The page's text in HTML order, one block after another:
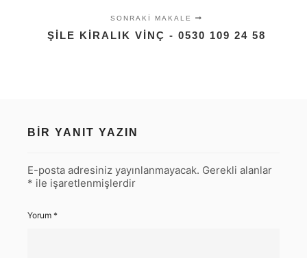
SONRAKI MAKALE
ŞILE KIRALIK VINÇ - 0530 109 24 58
BIR YANIT YAZIN
E-posta adresiniz yayınlanmayacak. Gerekli alanlar
* ile işaretlenmişlerdir
Yorum *